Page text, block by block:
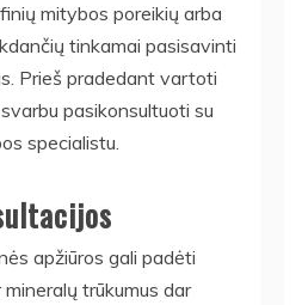
mitybos poreikių arba
tinkamai pasisavinti
Prieš pradedant vartoti
pasikonsultuoti su
specialistu.
apžiūros gali padėti
trūkumus dar